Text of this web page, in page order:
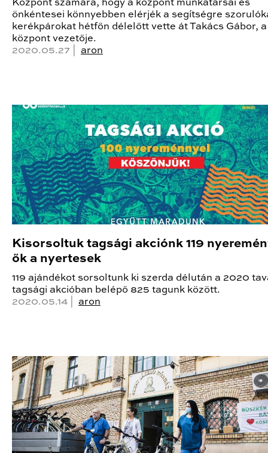
Központ számára, hogy a központ munkatársai és
önkéntesei könnyebben elérjék a segítségre
kerékpárokat hétfőn délelőtt vette át Takács Gábor, a
központ vezetője.
2020.05.27 | aron
Kisorsoltuk tagsági akciónk 119
ők a nyertesek
119 ajándékot sorsoltunk ki szerda délután a 2020
tagsági akcióban belépő 825 tagunk között.
2020.05.14 | aron